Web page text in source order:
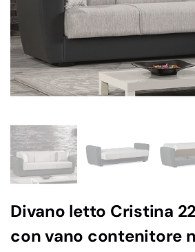
Divano letto Cristina
con vano contenitore